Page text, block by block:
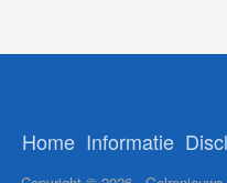
Home Informatie